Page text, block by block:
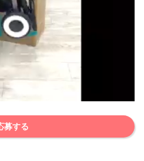
募する